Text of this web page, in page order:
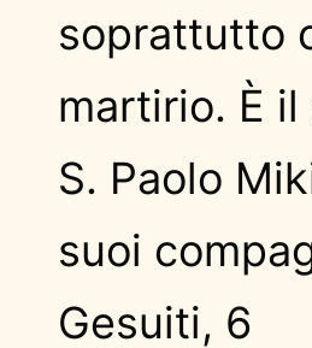
soprattutto
martirio. È il
S. Paolo
suoi
Gesuiti, 6